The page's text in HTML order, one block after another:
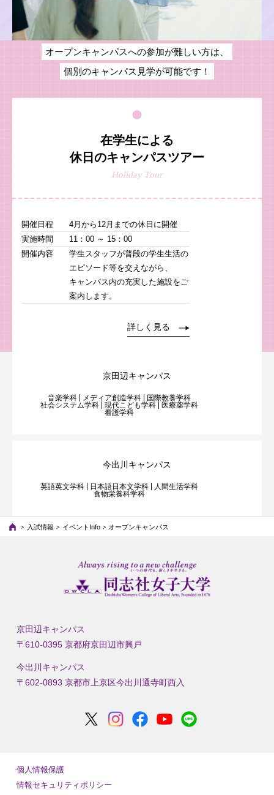
オープンキャンパスへの参加が難しい方は、
個別のキャンパス見学が可能です！
在学生による
休日のキャンパスツアー
Holiday Tour
開催日程
4月から12月までの休日に開催
実施時間
11：00 ～ 15：00
開催内容
学生スタッフが普段の学生生活の
エピソード等を交えながら、
キャンパス内の充実した施設をご
案内します。
詳しく見る
京田辺キャンパス
音楽学科 メディア創造学科
国際教養学科
社会システム学科
現代こども学科
医療薬学科
看護学科
今出川キャンパス
英語英文学科 日本語日本文学科
人間生活学科
食物栄養科学科
入試情報 イベントInfo オープンキャンパス
京田辺キャンパス
〒610-0395 京都府京田辺市興戸
今出川キャンパス
〒602-0893 京都市上京区今出川通寺町西入
個人情報保護
情報セキュリティポリシー